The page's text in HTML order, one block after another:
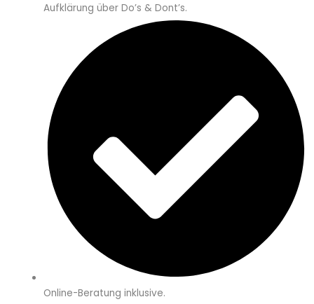
Aufklärung über Do’s & Dont’s.
Online-Beratung inklusive.